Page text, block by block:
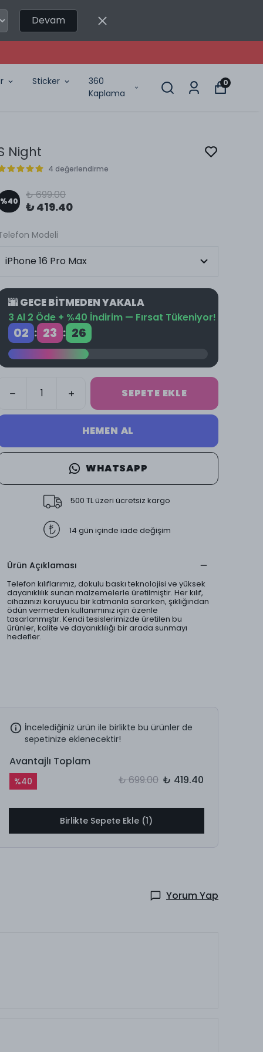
Devam
Sticker
360
Kaplama
0
Night
4 değerlendirme
%40 ₺ 699.00
₺ 419.40
Modeli
🌆 GECE BİTMEDEN YAKALA
3 Al 2 Öde + %40 İndirim — Fırsat Tükeniyor!
02 : 23 : 26
SEPETE EKLE
HEMEN AL
WHATSAPP
500 TL üzeri ücretsiz kargo
14 gün içinde iade değişim
Ürün Açıklaması
Telefon kılıflarımız, dokulu baskı teknolojisi ve yüksek
dayanıklılık sunan malzemelerle üretilmiştir. Her kılıf,
cihazınızı koruyucu bir katmanla sararken, şıklığından
ödün vermeden kullanımınız için özenle
tasarlanmıştır. Kendi tesislerimizde üretilen bu
ürünler, kalite ve dayanıklılığı bir arada sunmayı
hedefler.
İncelediğiniz ürün ile birlikte bu ürünler de
sepetinize eklenecektir!
Avantajlı Toplam
%40 ₺ 699.00 ₺ 419.40
Birlikte Sepete Ekle (1)
Yorum Yap